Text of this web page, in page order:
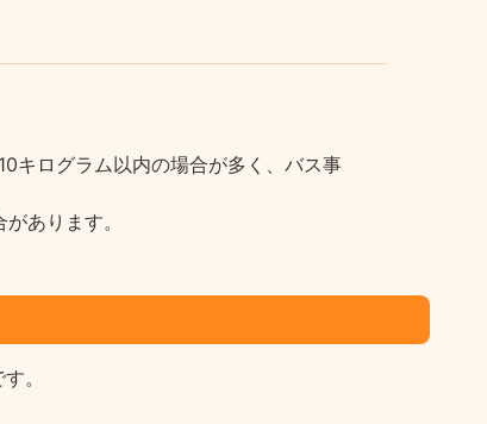
キログラム以内の場合が多く、バス事
あります。
。